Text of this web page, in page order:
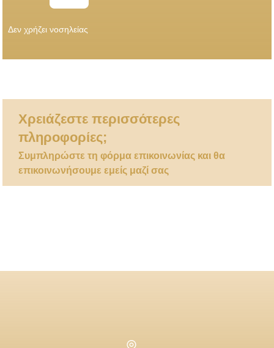
Δεν χρήζει νοσηλείας
Χρειάζεστε περισσότερες
πληροφορίες;
Συμπληρώστε τη φόρμα επικοινωνίας και θα
επικοινωνήσουμε εμείς μαζί σας